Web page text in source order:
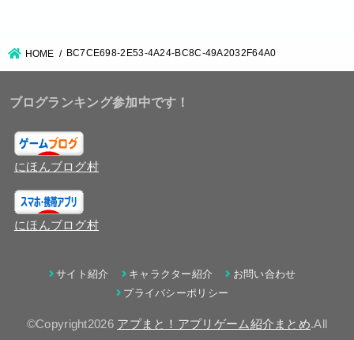
HOME BC7CE698-2E53-4A24-BC8C-49A2032F64A0
ブログランキング参加中です！
にほんブログ村
にほんブログ村
サイト紹介 キャラクター紹介
お問い合わせ
プライバシーポリシー
©Copyright2026 アプまと！アプリゲーム紹介まとめ.All